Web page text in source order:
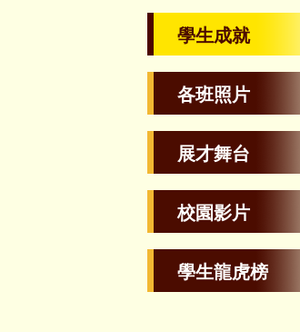
學生成就
各班照片
展才舞台
校園影片
學生龍虎榜